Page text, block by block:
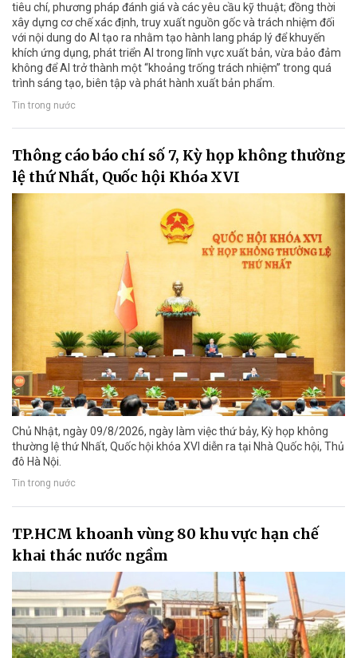
tiêu chí, phương pháp đánh giá và các yêu cầu kỹ thuật; đồng thời
xây dựng cơ chế xác định, truy xuất nguồn gốc và trách nhiệm đối
với nội dung do AI tạo ra nhằm tạo hành lang pháp lý để khuyến
khích ứng dụng, phát triển AI trong lĩnh vực xuất bản, vừa bảo đảm
không để AI trở thành một “khoảng trống trách nhiệm” trong quá
trình sáng tạo, biên tập và phát hành xuất bản phẩm.
Tin trong nước
Thông cáo báo chí số 7, Kỳ họp không thường
lệ thứ Nhất, Quốc hội Khóa XVI
Chủ Nhật, ngày 09/8/2026, ngày làm việc thứ bảy, Kỳ họp không
thường lệ thứ Nhất, Quốc hội khóa XVI diễn ra tại Nhà Quốc hội, Thủ
đô Hà Nội.
Tin trong nước
TP.HCM khoanh vùng 80 khu vực hạn chế
khai thác nước ngầm